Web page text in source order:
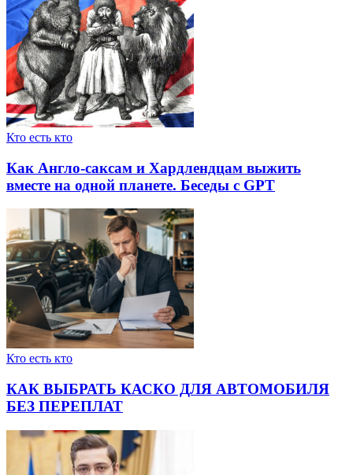
Кто есть кто
Как Англо-саксам и Хардлендцам выжить
вместе на одной планете. Беседы с GPT
Кто есть кто
КАК ВЫБРАТЬ КАСКО ДЛЯ АВТОМОБИЛЯ
БЕЗ ПЕРЕПЛАТ